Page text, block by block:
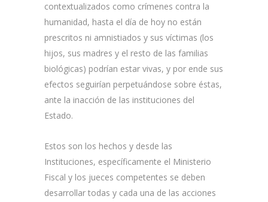
contextualizados como crímenes contra la
humanidad, hasta el día de hoy no están
prescritos ni amnistiados y sus víctimas (los
hijos, sus madres y el resto de las familias
biológicas) podrían estar vivas, y por ende sus
efectos seguirían perpetuándose sobre éstas,
ante la inacción de las instituciones del
Estado.
Estos son los hechos y desde las
Instituciones, específicamente el Ministerio
Fiscal y los jueces competentes se deben
desarrollar todas y cada una de las acciones